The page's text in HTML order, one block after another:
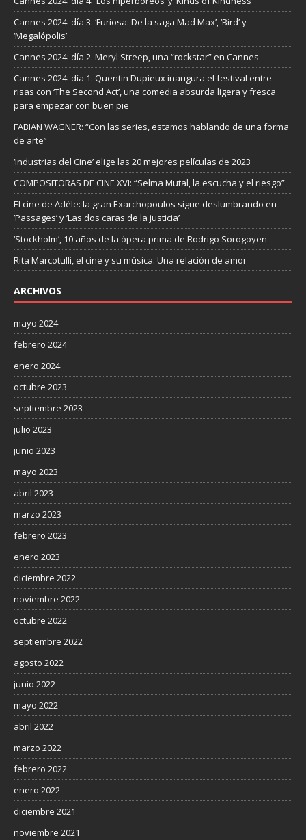
Cannes 2024: día 3. ‘Furiosa: De la saga Mad Max’, ‘Bird’ y
‘Megalópolis’
Cannes 2024: día 2. Meryl Streep, una “rockstar” en Cannes
Cannes 2024: día 1. Quentin Dupieux inaugura el festival entre
risas con ‘The Second Act’, una comedia absurda ligera y fresca
para empezar con buen pie
FABIAN WAGNER: “Con las series, estamos hablando de una forma
de arte”
‘Industrias del Cine’ elige las 20 mejores películas de 2023
COMPOSITORAS DE CINE XVI: “Selma Mutal, la escucha y el riesgo”
El cine de Adèle: la gran Exarchopoulos sigue deslumbrando en
’Passages’ y ’Las dos caras de la justicia’
‘Stockholm’, 10 años de la ópera prima de Rodrigo Sorogoyen
Rita Marcotulli, el cine y su música. Una relación de amor
ARCHIVOS
mayo 2024
febrero 2024
enero 2024
octubre 2023
septiembre 2023
julio 2023
junio 2023
mayo 2023
abril 2023
marzo 2023
febrero 2023
enero 2023
diciembre 2022
noviembre 2022
octubre 2022
septiembre 2022
agosto 2022
junio 2022
mayo 2022
abril 2022
marzo 2022
febrero 2022
enero 2022
diciembre 2021
noviembre 2021